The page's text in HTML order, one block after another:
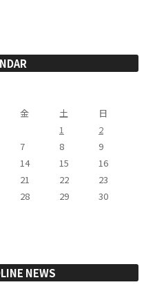
金 土
日
1
2
7 8
9
14 15
16
21 22
23
28 29
30
NEWS